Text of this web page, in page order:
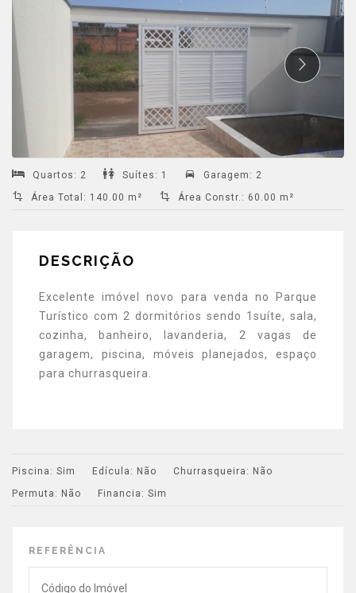
Quartos : 2 Suítes : 1 Garagem : 2
Área Total : 140.00 m² Área Constr. : 60.00 m²
DESCRIÇÃO
Excelente imóvel novo para venda no Parque
Turístico com 2 dormitórios sendo 1suíte, sala,
cozinha, banheiro, lavanderia, 2 vagas de
garagem, piscina, móveis planejados, espaço
para churrasqueira.
Piscina: Sim Edícula: Não Churrasqueira: Não
Permuta: Não Financia: Sim
REFERÊNCIA